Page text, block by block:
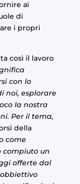
ai
di
i propri
così il lavoro
con lo
noi, esplorare
la nostra
Per il tema,
della
come
compiuto un
offerte dal